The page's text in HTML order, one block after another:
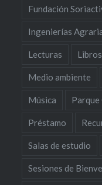
Fundación
Ingenierías
Lecturas Libros
Medio ambiente
Música
Préstamo
Salas de estudio
Sesiones de